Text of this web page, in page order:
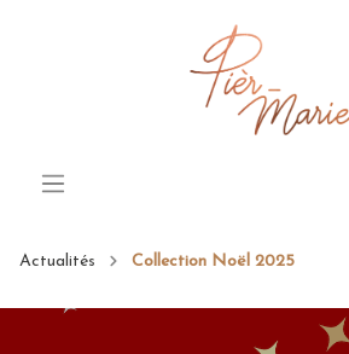
Actualités Collection Noël 2025